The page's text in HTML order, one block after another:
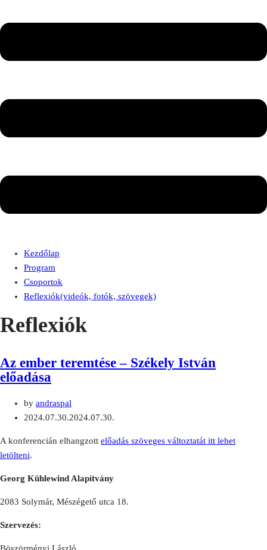
Kezdőlap
Program
Csoportok
Reflexiók(videók, fotók, szövegek)
Reflexiók
Az ember teremtése – Székely István
előadása
by andraspal
2024.07.30.2024.07.30.
A konferencián elhangzott előadás szöveges változtatát itt lehet
letölteni.
Georg Kühlewind Alapítvány
2083 Solymár, Mészégető utca 18.
Szervezés:
Böszörményi László